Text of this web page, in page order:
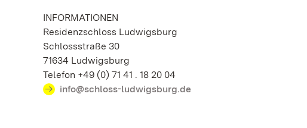
INFORMATIONEN
Residenzschloss Ludwigsburg
Schlossstraße 30
71634 Ludwigsburg
Telefon +49 (0) 71 41 . 18 20 04
info@schloss-ludwigsburg.de